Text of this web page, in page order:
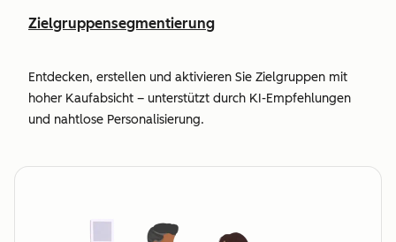
Zielgruppensegmentierung
Entdecken, erstellen und aktivieren Sie Zielgruppen mit
hoher Kaufabsicht – unterstützt durch KI-Empfehlungen
und nahtlose Personalisierung.